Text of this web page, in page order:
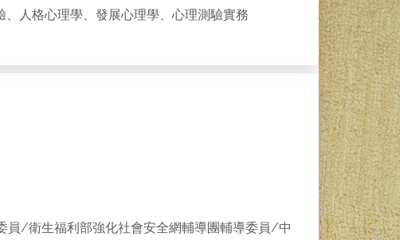
人格心理學、發展心理學、心理測驗實務
員/衛生福利部強化社會安全網輔導團輔導委員/中